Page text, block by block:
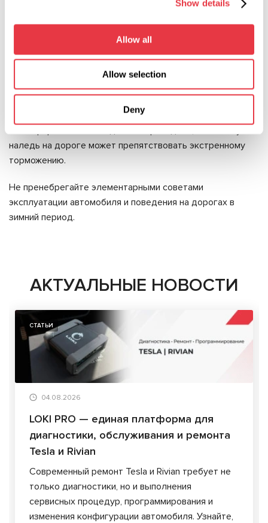
Show details
Allow all
Allow selection
Deny
Старайтесь сидеть за рулем в вертикальном
Прежде чем выехать на оживленную дорогу,
поуправляйте автомобилем на разных скоростях, оценив
иначе автомобиль может занести.
Соблюдайте дистанцию, особенно перед
наледь на дороге может препятствовать экстренному
торможению.
Не пренебрегайте элементарными советами
эксплуатации автомобиля и поведения на дорогах в
зимний период.
АКТУАЛЬНЫЕ НОВОСТИ
СТАТЬИ
04.08.2026
LOKI PRO — единая платформа для
диагностики, обслуживания и ремонта
Tesla и Rivian
Современный ремонт Tesla и Rivian требует не
только диагностики, но и выполнения
сервисных процедур, программирования и
изменения конфигурации автомобиля. Узнайте,